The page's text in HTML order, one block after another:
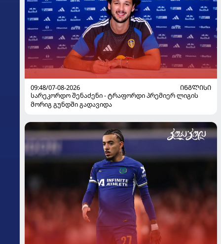
09:48/07-08-2026
ᲘᲜᲒᲚᲘᲡᲘ
სარეკორდო შენაძენი - ტრაფორდი პრემიერ ლიგის
მორიგ გუნდში გადავიდა